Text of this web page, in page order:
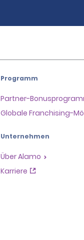
Programm
Partner-
Globale Franchising-
Unternehmen
Über Alamo
Karriere